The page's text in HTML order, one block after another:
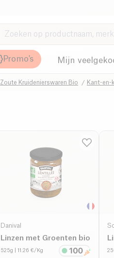
Promo's Mijn
Zoute Kruidenierswaren Bio Kant-en-
Danival
Linzen met Groenten bio
525g | 11.26 €/Kg